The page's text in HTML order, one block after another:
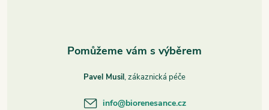
Pavel Musil
info@biorenesance.cz